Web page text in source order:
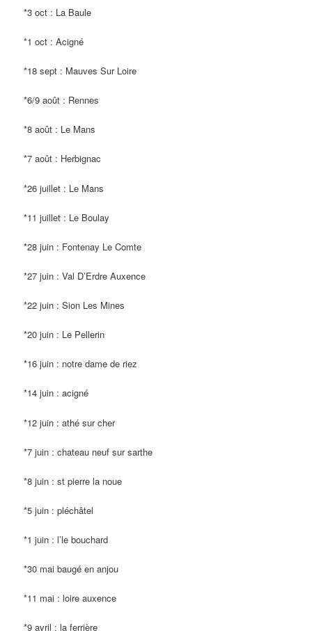
*3 oct : La Baule
*1 oct : Acigné
*18 sept : Mauves Sur Loire
*6/9 août : Rennes
*8 août : Le Mans
*7 août : Herbignac
*26 juillet : Le Mans
*11 juillet : Le Boulay
*28 juin : Fontenay Le Comte
*27 juin : Val D’Erdre Auxence
*22 juin : Sion Les Mines
*20 juin : Le Pellerin
*16 juin : notre dame de riez
*14 juin : acigné
*12 juin : athé sur cher
*7 juin : chateau neuf sur sarthe
*8 juin : st pierre la noue
*5 juin : pléchâtel
*1 juin : l’le bouchard
*30 mai baugé en anjou
*11 mai : loire auxence
*9 avril : la ferrière